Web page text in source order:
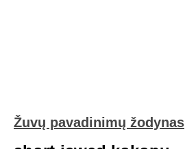
Žuvų pavadinimų žodynas